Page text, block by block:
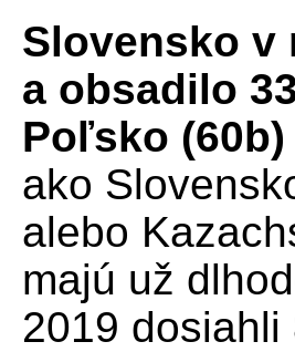
Slovensko v
a obsadilo
Poľsko
ako
alebo
majú už
2019